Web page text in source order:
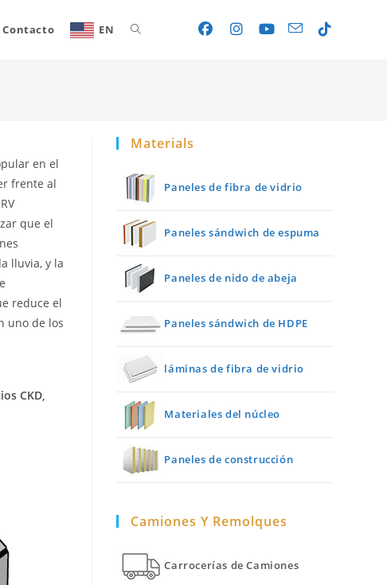
Contacto EN Toggle
search
en el
frente al
que el
lluvia, y la
reduce el
uno de los
CKD,
Materials
Paneles de fibra de vidrio
Paneles sándwich de espuma
Paneles de nido de abeja
Paneles sándwich de HDPE
láminas de fibra de vidrio
Materiales del núcleo
Paneles de construcción
Camiones Y Remolques
Carrocerías de Camiones